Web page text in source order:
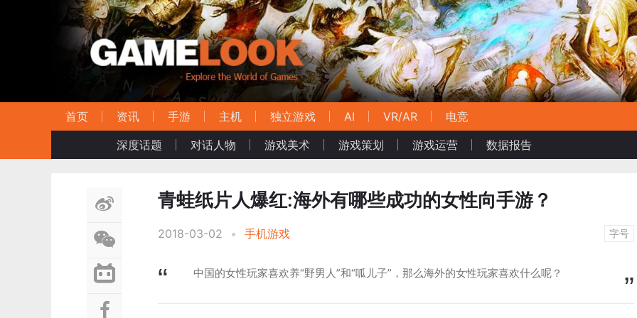
首页 资讯 手游 主机 独立游戏 AI VR/AR
电竞
深度话题
对话人物 游戏美术 游戏策划 游戏运营 数据报告
青蛙纸片人爆红:海外有哪些成功的女性向手游？
2018-03-02 • 手机游戏 字号
中国的女性玩家喜欢养“野男人”和“呱儿子”，那么海外的女性玩家喜欢什么呢？